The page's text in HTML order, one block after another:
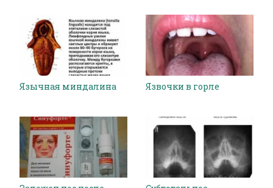
Язычная миндалина Язвочки в горле